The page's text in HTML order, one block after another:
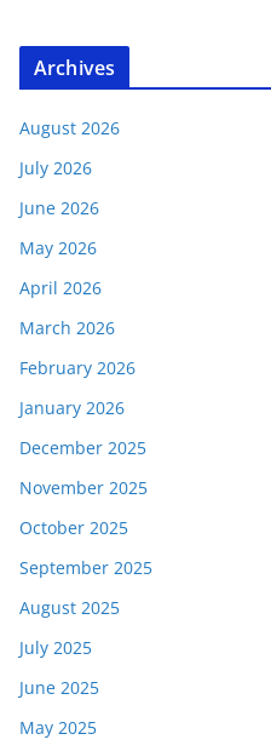
Archives
August 2026
July 2026
June 2026
May 2026
April 2026
March 2026
February 2026
January 2026
December 2025
November 2025
October 2025
September 2025
August 2025
July 2025
June 2025
May 2025